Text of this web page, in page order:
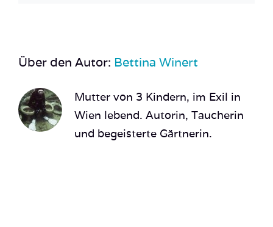
Über den Autor: Bettina Winert
Mutter von 3 Kindern, im Exil in
Wien lebend. Autorin, Taucherin
und begeisterte Gärtnerin.